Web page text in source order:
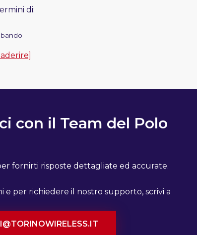
di:
con il Team del Polo
fornirti risposte dettagliate ed accurate.
e per richiedere il nostro supporto, scrivi a